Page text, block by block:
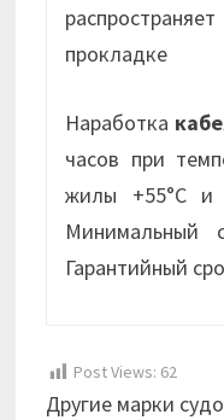
прокладке
Наработка
часов при
жилы +55°С и
Минимальный
Гарантийный
Post Views: 62
Другие марки